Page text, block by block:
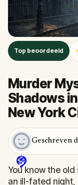
Top beoordeeld
Murder
Shadows
New York
Geschreven
You know the old
an ill-fated night,